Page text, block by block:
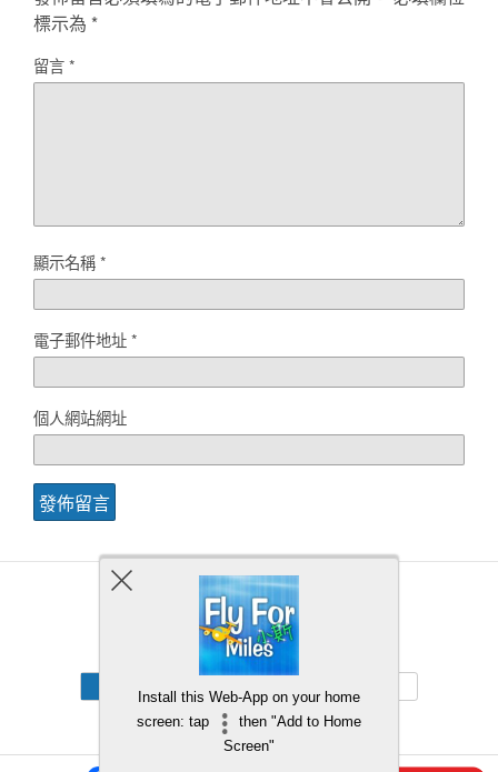
標示為 *
留言*
顯示名稱*
電子郵件地址*
個人網站網址
Back to top
Install this Web-App on your home
screen: tap
then "Add to Home
Screen"